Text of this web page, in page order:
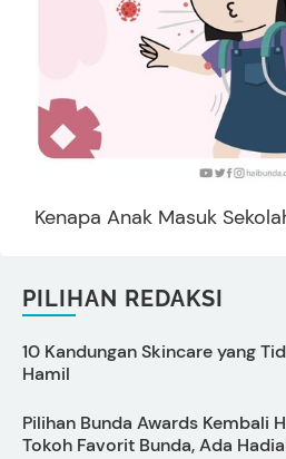
Kenapa Anak Masuk
PILIHAN REDAKSI
10 Kandungan Skincare yang
Hamil
Pilihan Bunda Awards Kembali
Tokoh Favorit Bunda, Ada